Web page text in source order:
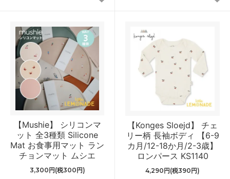
【Mushie】 シリコンマ
ット 全3種類 Silicone
Mat お食事用マット ラン
チョンマット ムシエ
3,300円(税300円)
【Konges Sloejd】 チェ
リー柄 長袖ボディ 【6-9
カ月/12-18か月/2-3歳】
ロンパース KS1140
4,290円(税390円)